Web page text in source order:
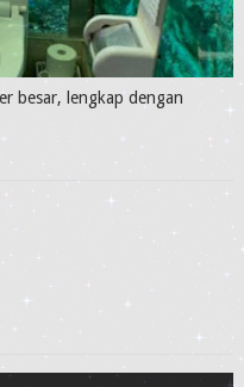
besar, lengkap dengan